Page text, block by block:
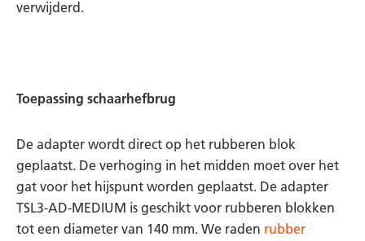
verwijderd.
Toepassing schaarhefbrug
De adapter wordt direct op het rubberen blok
geplaatst. De verhoging in het midden moet over het
gat voor het hijspunt worden geplaatst. De adapter
TSL3-AD-MEDIUM is geschikt voor rubberen blokken
tot een diameter van 140 mm. We raden rubber